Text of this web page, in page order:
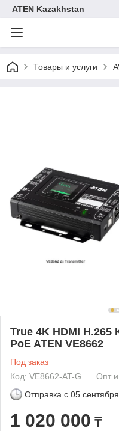
ATEN Kazakhstan
Товары и услуги
True 4K HDMI H.265
PoE ATEN VE8662
Под заказ
Код: VE8662-AT-G
Опт
Отправка с 05
1 020 000 ₸